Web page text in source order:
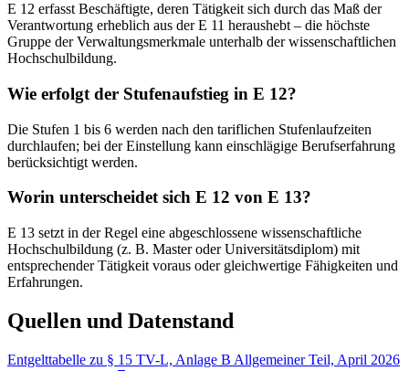
E 12 erfasst Beschäftigte, deren Tätigkeit sich durch das Maß der
Verantwortung erheblich aus der E 11 heraushebt – die höchste
Gruppe der Verwaltungsmerkmale unterhalb der wissenschaftlichen
Hochschulbildung.
Wie erfolgt der Stufenaufstieg in E 12?
Die Stufen 1 bis 6 werden nach den tariflichen Stufenlaufzeiten
durchlaufen; bei der Einstellung kann einschlägige Berufserfahrung
berücksichtigt werden.
Worin unterscheidet sich E 12 von E 13?
E 13 setzt in der Regel eine abgeschlossene wissenschaftliche
Hochschulbildung (z. B. Master oder Universitätsdiplom) mit
entsprechender Tätigkeit voraus oder gleichwertige Fähigkeiten und
Erfahrungen.
Quellen und Datenstand
Entgelttabelle zu § 15 TV-L, Anlage B Allgemeiner Teil, April 2026